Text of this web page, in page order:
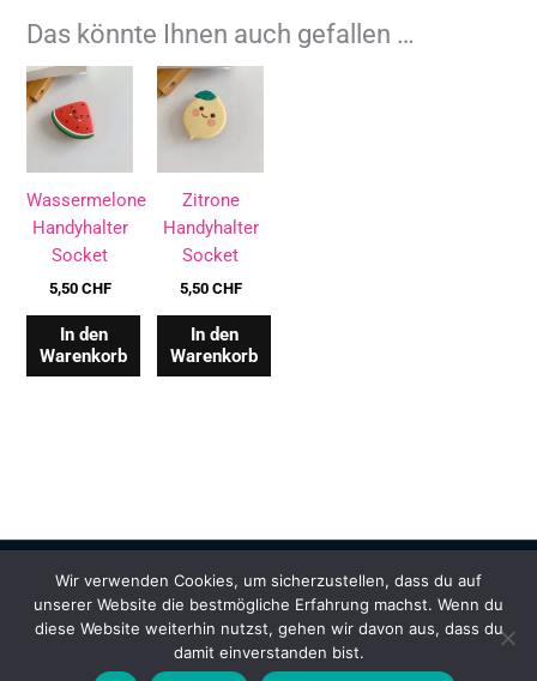
Das könnte Ihnen auch gefallen …
Wassermelone
Handyhalter
Socket
5,50 CHF
In den
Warenkorb
Zitrone
Handyhalter
Socket
5,50 CHF
In den
Warenkorb
Copyright © 2026 |MiMok.ch
Kontakt Impressum
Widerrufsrecht
Allgemeine Geschäftsbedingungen
Wir verwenden Cookies, um sicherzustellen, dass du auf
unserer Website die bestmögliche Erfahrung machst. Wenn du
diese Website weiterhin nutzst, gehen wir davon aus, dass du
damit einverstanden bist.